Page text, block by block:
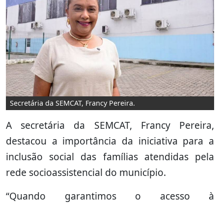
Secretária da SEMCAT, Francy Pereira.
A secretária da SEMCAT, Francy Pereira,
destacou a importância da iniciativa para a
inclusão social das famílias atendidas pela
rede socioassistencial do município.
“Quando garantimos o acesso à